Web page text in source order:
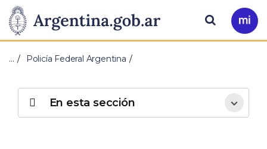
Presidencia
de
Nación
Pasar al contenido principal
Ir
a
Buscar
… Policía Federal Argentina
En esta sección